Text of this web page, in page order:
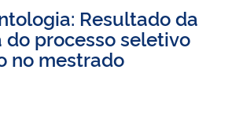
Resultado da
processo seletivo
no mestrado